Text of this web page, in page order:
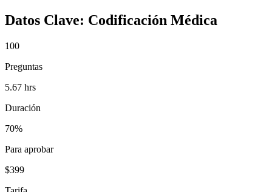
Datos Clave: Codificación Médica
100
Preguntas
5.67 hrs
Duración
70%
Para aprobar
$399